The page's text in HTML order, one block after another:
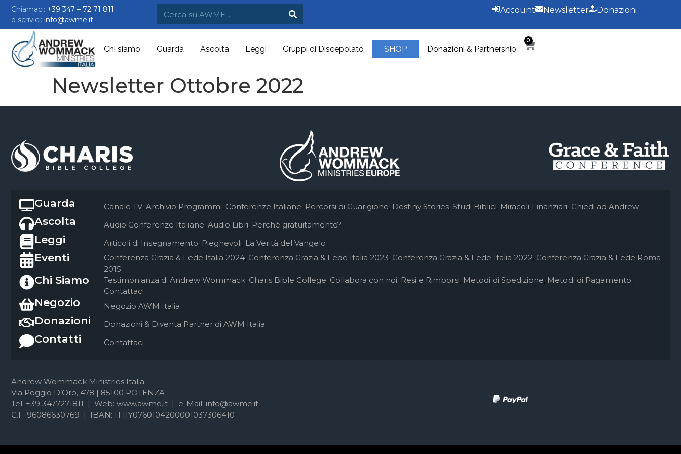
Chiamaci: +39 347 – 72 71 811
o scrivici: info@awme.it
Account Newsletter Donazioni
Chi siamo Guarda Ascolta Leggi Gruppi di Discepolato SHOP Donazioni & Partnership
0
Newsletter Ottobre 2022
Guarda Canale TV, Archivio Programmi, Conferenze Italiane, Percorsi di Guarigione, Destiny Stories, Studi Biblici, Miracoli Finanziari, Chiedi ad Andrew
Ascolta Audio Conferenze Italiane, Audio Libri, Perché gratuitamente?
Leggi Articoli di Insegnamento, Pieghevoli, La Verità del Vangelo
Eventi Conferenza Grazia & Fede Italia 2024, Conferenza Grazia & Fede Italia 2023, Conferenza Grazia & Fede Italia 2022, Conferenza Grazia & Fede Roma
2015
Chi Siamo Testimonianza di Andrew Wommack, Charis Bible College, Collabora con noi, Resi e Rimborsi, Metodi di Spedizione, Metodi di Pagamento,
Contattaci
Negozio Negozio AWM Italia
Donazioni Donazioni & Diventa Partner di AWM Italia
Contatti Contattaci
Andrew Wommack Ministries Italia
Via Poggio D’Oro, 478 | 85100 POTENZA
Tel. +39 3477271811 | Web: www.awme.it | e-Mail: info@awme.it
C.F. 96086630769 | IBAN: IT11Y0760104200001037306410